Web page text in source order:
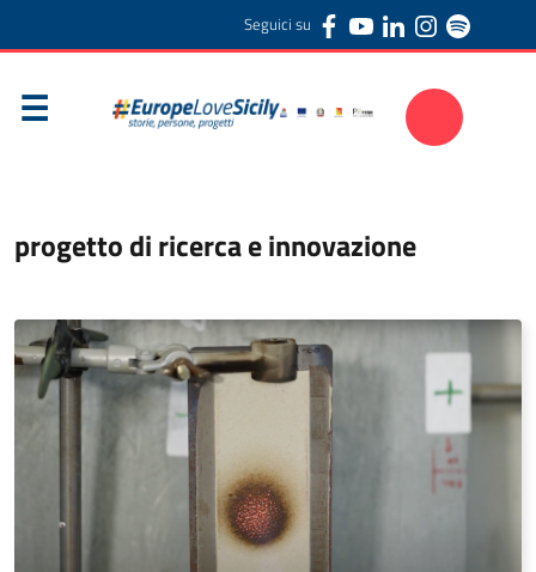
Seguici su
progetto di ricerca e innovazione